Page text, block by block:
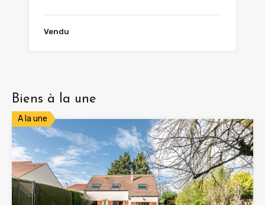
Vendu
Biens à la une
A la une